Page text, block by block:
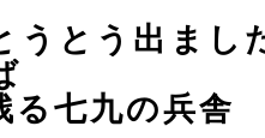
とう出まし
九の兵舎